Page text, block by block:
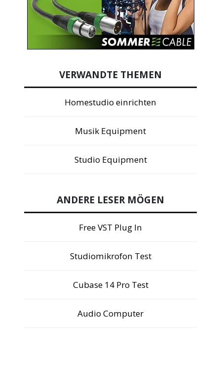
VERWANDTE THEMEN
Homestudio einrichten
Musik Equipment
Studio Equipment
ANDERE LESER MÖGEN
Free VST Plug In
Studiomikrofon Test
Cubase 14 Pro Test
Audio Computer